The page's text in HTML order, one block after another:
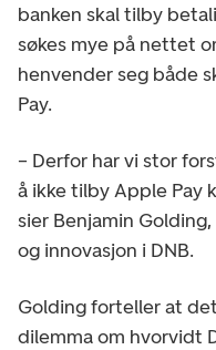
banken skal tilby
søkes mye på nettet
henvender seg både
Pay.
– Derfor har vi stor
å ikke tilby Apple
sier Benjamin
og innovasjon i DNB.
Golding forteller at
dilemma om hvorvidt